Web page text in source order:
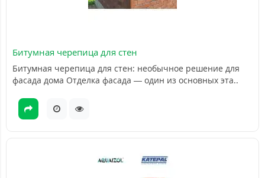
Битумная черепица для стен
Битумная черепица для стен: необычное решение для
фасада дома Отделка фасада — один из основных эта..